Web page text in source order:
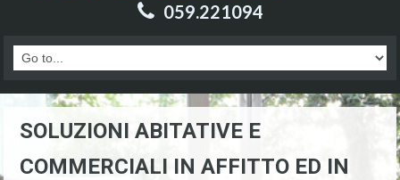
059.221094
SOLUZIONI ABITATIVE E
COMMERCIALI IN AFFITTO ED IN